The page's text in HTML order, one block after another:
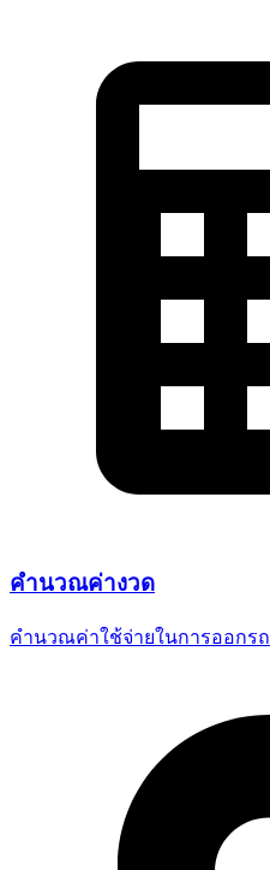
คำนวณค่างวด
คำนวณค่าใช้จ่ายในการออกรถ